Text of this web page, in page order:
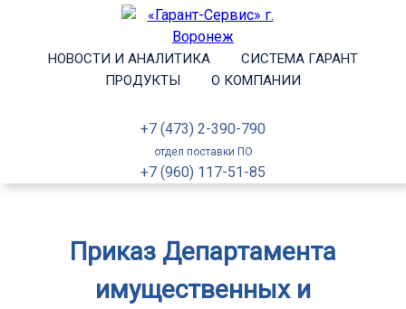
НОВОСТИ И АНАЛИТИКА
СИСТЕМА ГАРАНТ
ПРОДУКТЫ
О КОМПАНИИ
+7 (473) 2-390-790
отдел поставки ПО
+7 (960) 117-51-85
Приказ Департамента
имущественных и